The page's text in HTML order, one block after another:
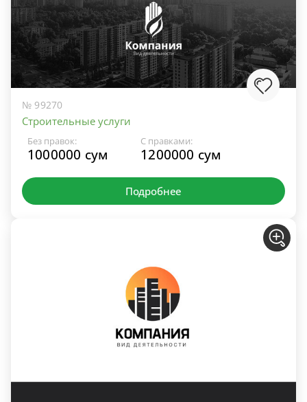
№ 99270
Строительные услуги
Без правок:
1000000 сум
С правками:
1200000 сум
Подробнее